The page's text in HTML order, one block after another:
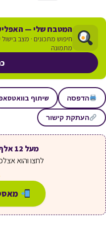
המטבח שלי —
חיפוש מתכונים · מצב בישול
מתמונה
הדפסה שיתוף
העתקת קישור
מעל 12 אלף מתכונים חינם
לחצו והוא